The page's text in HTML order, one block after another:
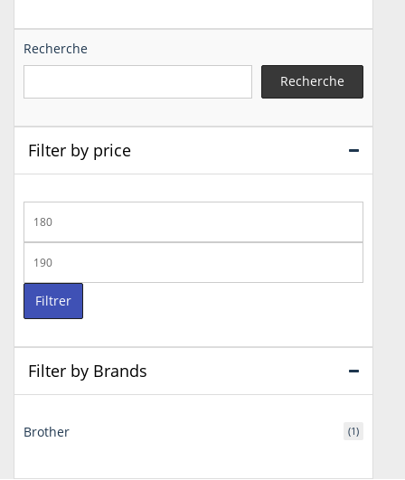
Recherche
Recherche
Filter by price
min
max
Filtrer
Filter by Brands
Brother (1)